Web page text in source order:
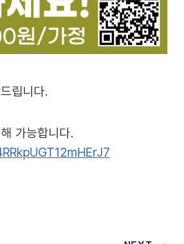
립니다.
가능합니다.